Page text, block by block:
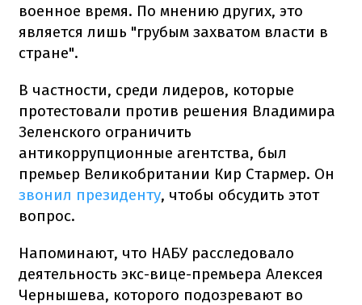
военное время. По мнению других, это
является лишь "грубым захватом власти в
стране".
В частности, среди лидеров, которые
протестовали против решения Владимира
Зеленского ограничить
антикоррупционные агентства, был
премьер Великобритании Кир Стармер. Он
звонил президенту, чтобы обсудить этот
вопрос.
Напоминают, что НАБУ расследовало
деятельность экс-вице-премьера Алексея
Чернышева, которого подозревают во